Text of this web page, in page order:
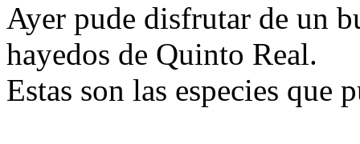
Ayer pude disfrutar de un
hayedos de Quinto Real.
Estas son las especies que